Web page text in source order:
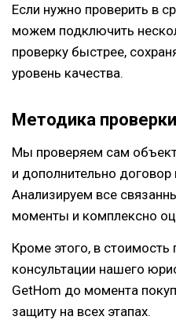
Если нужно проверить в
можем подключить
проверку быстрее,
уровень качества.
Методика проверки
Мы проверяем сам
и дополнительно
Анализируем все
моменты и комплексно
Кроме этого, в стоимость
консультации нашего
GetHom до момента
защиту на всех этапах.